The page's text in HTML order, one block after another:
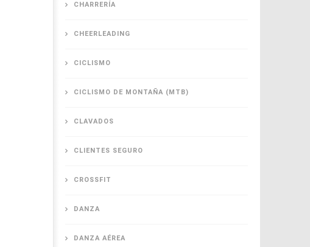
CHARRERÍA
CHEERLEADING
CICLISMO
CICLISMO DE MONTAÑA (MTB)
CLAVADOS
CLIENTES SEGURO
CROSSFIT
DANZA
DANZA AÉREA